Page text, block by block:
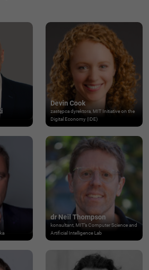
Devin Cook
zastępca dyrektora, MIT Initiative on the
Digital Economy (IDE)
dr Neil Thompson
konsultant, MIT’s Computer Science and
Artificial Intelligence Lab